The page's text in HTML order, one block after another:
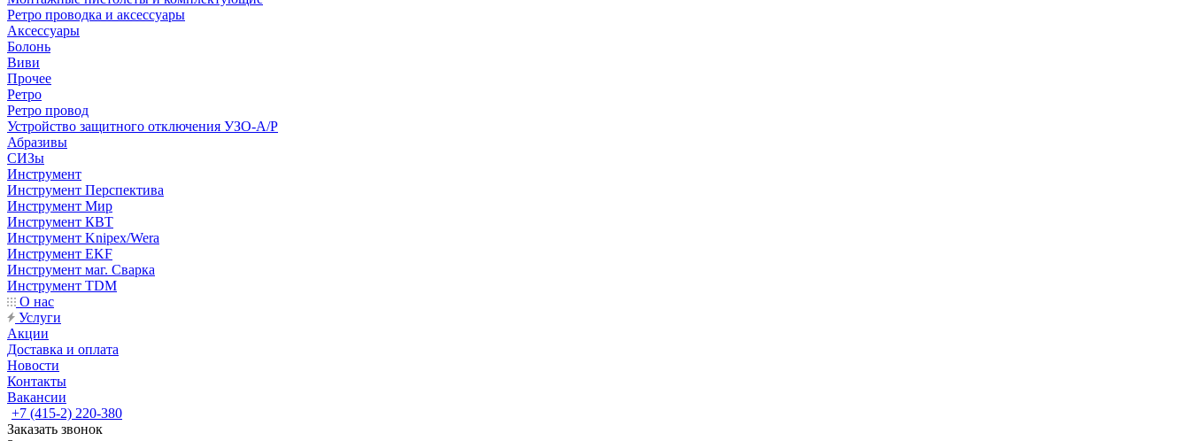
Ретро проводка и аксессуары
Аксессуары
Болонь
Виви
Прочее
Ретро
Ретро провод
Устройство защитного отключения УЗО-А/Р
Абразивы
СИЗы
Инструмент
Инструмент Перспектива
Инструмент Мир
Инструмент КВТ
Инструмент Knipex/Wera
Инструмент EKF
Инструмент маг. Сварка
Инструмент TDM
О нас
Услуги
Акции
Доставка и оплата
Новости
Контакты
Вакансии
+7 (415-2) 220-380
Заказать звонок